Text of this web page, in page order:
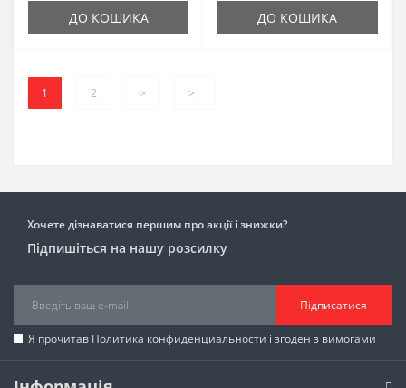
ДО КОШИКА ДО КОШИКА
1 2 > >|
Хочете дізнаватися першим про акції і знижки?
Підпишіться на нашу розсилку
Підписатися
Я прочитав Политика конфиденциальности і згоден з вимогами